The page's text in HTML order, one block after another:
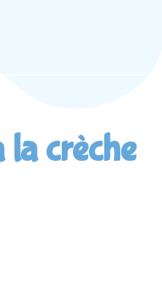
crèche